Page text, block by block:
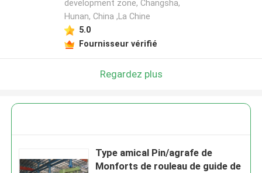
development zone, Changsha,
Hunan, China ,La Chine
5.0
Fournisseur vérifié
Regardez plus
Type amical Pin/agrafe de
Monforts de rouleau de guide de